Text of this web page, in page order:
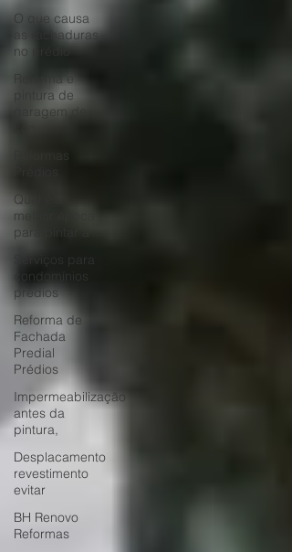
O que causa
as rachaduras
no prédio
Reforma e
pintura de
garagem de
Qual é a
melhor época
para pintar a
Serviços para
condomínios
prédios
Reforma de
Fachada
Predial
Prédios
Impermeabilização
antes da
pintura,
Desplacamento
revestimento
evitar
BH Renovo
Reformas